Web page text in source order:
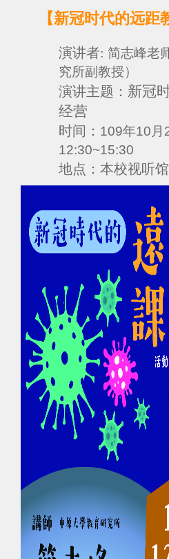
【新冠时代的远距
演讲者: 简志峰老
究所副教授）
演讲主题： 新冠
经营
时间： 109年10月
12:30~15:30
地点： 本校视听